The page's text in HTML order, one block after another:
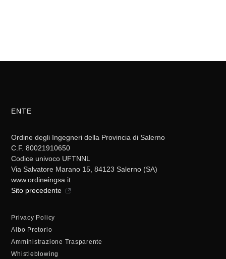
ENTE
Ordine degli Ingegneri della Provincia di Salerno
C.F. 80021910650
Codice univoco UFTNNL
Via Salvatore Marano 15, 84123 Salerno (SA)
www.ordineingsa.it
Sito precedente
Privacy Policy
Albo Pretorio
Amministrazione Trasparente
Whistleblowing